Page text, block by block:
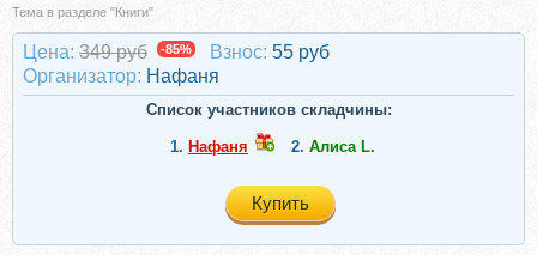
Тема в разделе "Книги"
Цена: 349 руб -85% Взнос: 55 руб
Организатор: Нафаня
Список участников складчины:
1. Нафаня 2. Алиса L.
Купить